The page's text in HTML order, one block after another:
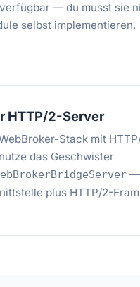
— du musst sie
selbst implementieren.
HTTP/2-Server
Stack mit
das Geschwister
—
plus HTTP/2-